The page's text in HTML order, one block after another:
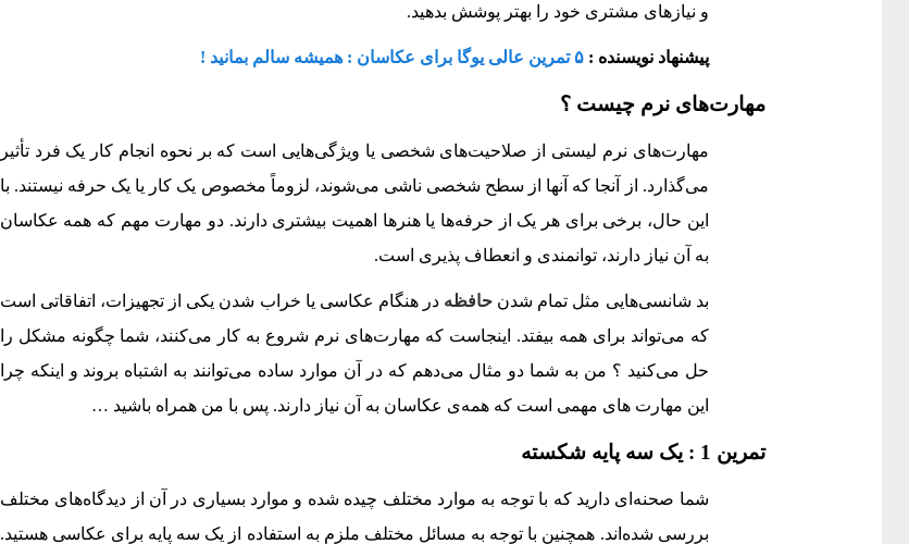
و نیازهای مشتری خود را بهتر پوشش بدهید.
پیشنهاد نویسنده : ۵ تمرین عالی یوگا برای عکاسان : همیشه سالم بمانید !
مهارت‌های نرم چیست ؟
مهارت‌های نرم لیستی از صلاحیت‌های شخصی یا ویژگی‌هایی است که بر نحوه انجام کار یک فرد تأثیر
می‌گذارد. از آنجا که آنها از سطح شخصی ناشی می‌شوند، لزوماً مخصوص یک کار یا یک حرفه نیستند. با
این حال، برخی برای هر یک از حرفه‌ها یا هنرها اهمیت بیشتری دارند. دو مهارت مهم که همه عکاسان
به آن نیاز دارند، توانمندی و انعطاف پذیری است.
بد شانسی‌هایی مثل تمام شدن حافظه در هنگام عکاسی یا خراب شدن یکی از تجهیزات، اتفاقاتی است
که می‌تواند برای همه بیفتد. اینجاست که مهارت‌های نرم شروع به کار می‌کنند، شما چگونه مشکل را
حل می‌کنید ؟ من به شما دو مثال می‌دهم که در آن موارد ساده می‌توانند به اشتباه بروند و اینکه چرا
این مهارت های مهمی است که همه‌ی عکاسان به آن نیاز دارند. پس با من همراه باشید …
تمرین 1 : یک سه پایه شکسته
شما صحنه‌ای دارید که با توجه به موارد مختلف چیده شده و موارد بسیاری در آن از دیدگاه‌های مختلف
بررسی شده‌اند. همچنین با توجه به مسائل مختلف ملزم به استفاده از یک سه پایه برای عکاسی هستید.